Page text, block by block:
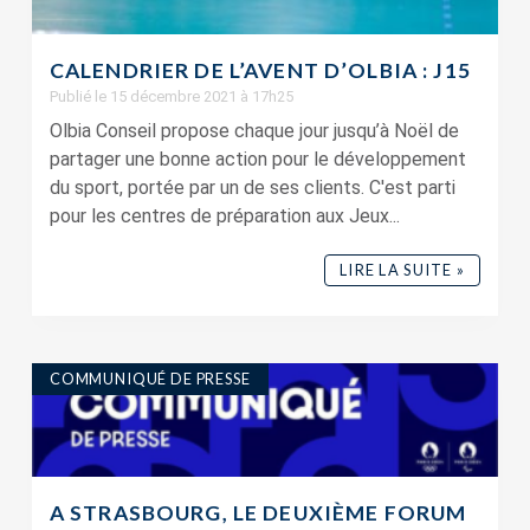
CALENDRIER DE L’AVENT D’OLBIA : J15
Publié le 15 décembre 2021 à 17h25
Olbia Conseil propose chaque jour jusqu’à Noël de
partager une bonne action pour le développement
du sport, portée par un de ses clients. C'est parti
pour les centres de préparation aux Jeux...
LIRE LA SUITE »
COMMUNIQUÉ DE PRESSE
A STRASBOURG, LE DEUXIÈME FORUM